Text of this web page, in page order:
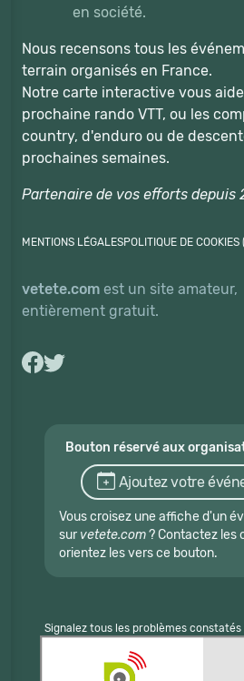
en société.
Nous recensons tous les
terrain organisés en France.
Notre carte interactive vous
prochaine rando VTT, ou les
country, d'enduro ou de
prochaines semaines.
Partenaire de vos efforts depuis
MENTIONS LÉGALESPOLITIQUE DE COOKIES
vetete.com est un site amateur,
entièrement gratuit.
Bouton réservé aux
Ajoutez votre
Vous croisez une affiche d'un
sur vetete.com? Contactez les
orientez les vers ce bouton.
Signalez tous les problèmes constatés